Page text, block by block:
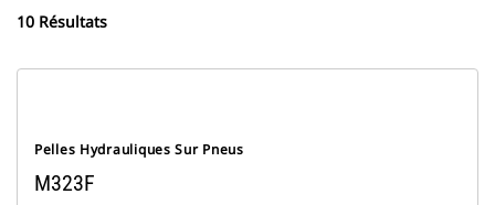
10 Résultats
Pelles Hydrauliques Sur Pneus
M323F